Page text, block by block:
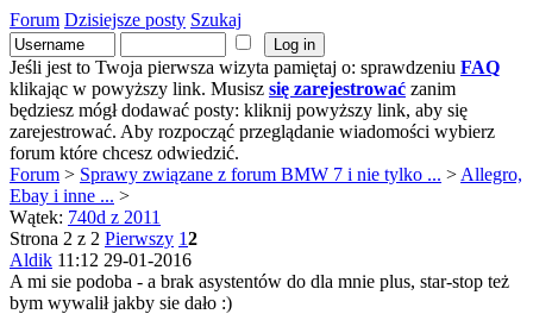
Forum Dzisiejsze posty Szukaj
Jeśli jest to Twoja pierwsza wizyta pamiętaj o: sprawdzeniu FAQ
klikając w powyższy link. Musisz się zarejestrować zanim
będziesz mógł dodawać posty: kliknij powyższy link, aby się
zarejestrować. Aby rozpocząć przeglądanie wiadomości wybierz
forum które chcesz odwiedzić.
Forum > Sprawy związane z forum BMW 7 i nie tylko ... > Allegro,
Ebay i inne ... >
Wątek: 740d z 2011
Strona 2 z 2 Pierwszy 12
Aldik 11:12 29-01-2016
A mi sie podoba - a brak asystentów do dla mnie plus, star-stop też
bym wywalił jakby sie dało :)